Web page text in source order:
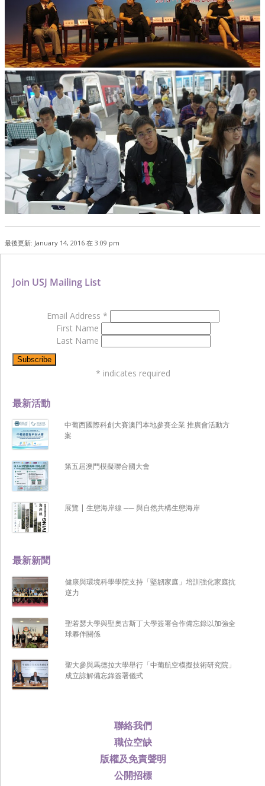
最後更新: January 14, 2016 在 3:09 pm
聯絡我們
職位空缺
版權及免責聲明
公開招標
最新新聞
健康與環境科學學院支持「堅韌家庭」培訓強化家庭抗
逆力
聖若瑟大學與聖奧古斯丁大學簽署合作備忘錄以加強全
球夥伴關係
聖大參與馬德拉大學舉行「中葡航空模擬技術研究院」
成立諒解備忘錄簽署儀式
最新活動
中葡西國際科創大賽澳門本地參賽企業 推廣會活動方
案
第五屆澳門模擬聯合國大會
展覽 | 生態海岸線 ── 與自然共構生態海岸
Join USJ Mailing List
Email Address *
First Name
Last Name
* indicates required